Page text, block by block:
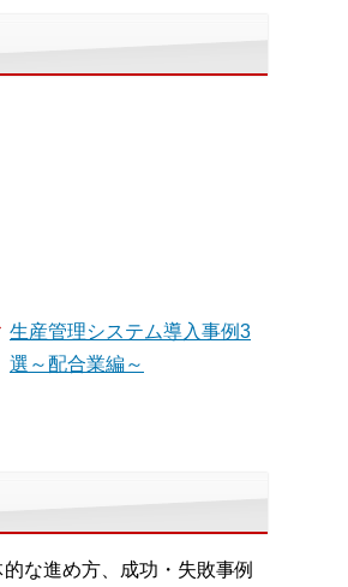
生産管理システム導入事例3
選～配合業編～
な進め方、成功・失敗事例